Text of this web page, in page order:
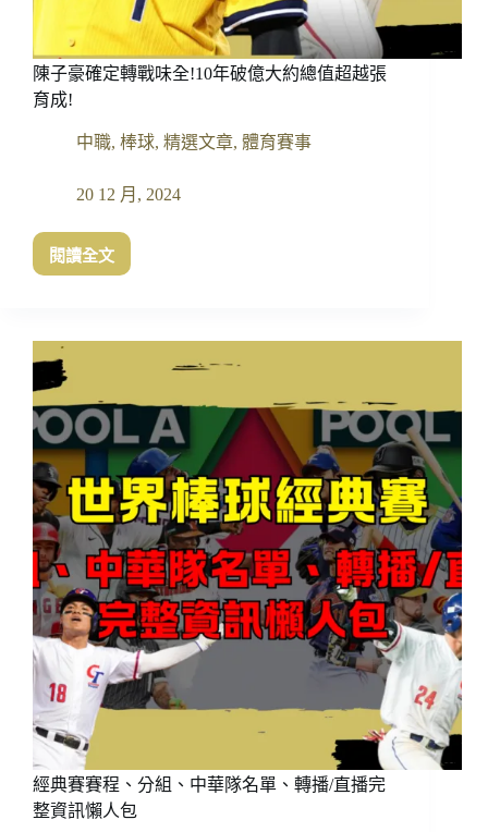
識
了
我！
陳子豪確定轉戰味全!10年破億大約總值超越張
育成!
中職, 棒球, 精選文章, 體育賽事
20 12 月, 2024
閱讀全文
陳
戰
味
全!10
年
破
億
大
約
總
值
超
越
張
成!
經典賽賽程、分組、中華隊名單、轉播/直播完
整資訊懶人包